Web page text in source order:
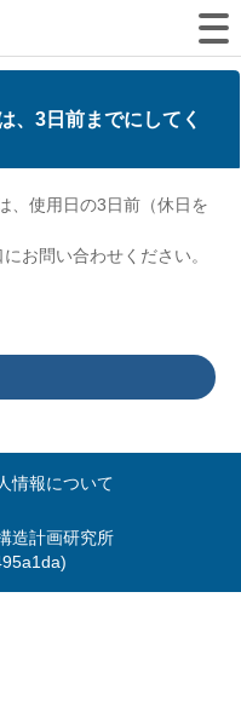
、3日前までにしてく
、使用日の3日前（休日を
お問い合わせください。
情報について
造計画研究所